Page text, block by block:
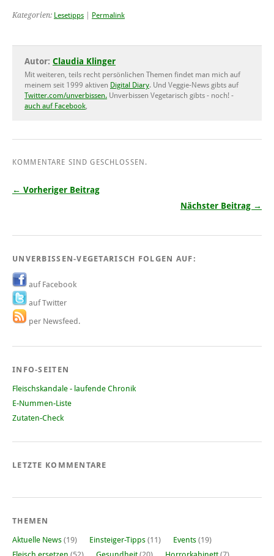
Kategorien: Lesetipps Permalink
Autor: Claudia Klinger
Mit weiteren, teils recht persönlichen Themen findet man mich auf
meinem seit 1999 aktiven Digital Diary. Und Veggie-News gibts auf
Twitter.com/unverbissen. Unverbissen Vegetarisch gibts - noch! -
auch auf Facebook,
KOMMENTARE SIND GESCHLOSSEN.
← Vorheriger Beitrag
Nächster Beitrag →
UNVERBISSEN-VEGETARISCH FOLGEN AUF:
auf Facebook
auf Twitter
per Newsfeed.
INFO-SEITEN
Fleischskandale - laufende Chronik
E-Nummen-Liste
Zutaten-Check
LETZTE KOMMENTARE
THEMEN
Aktuelle News (19) Einsteiger-Tipps (11) Events (19)